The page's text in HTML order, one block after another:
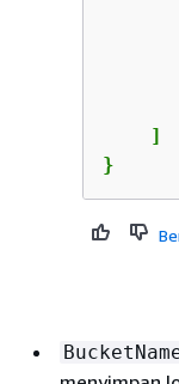
    ]
}